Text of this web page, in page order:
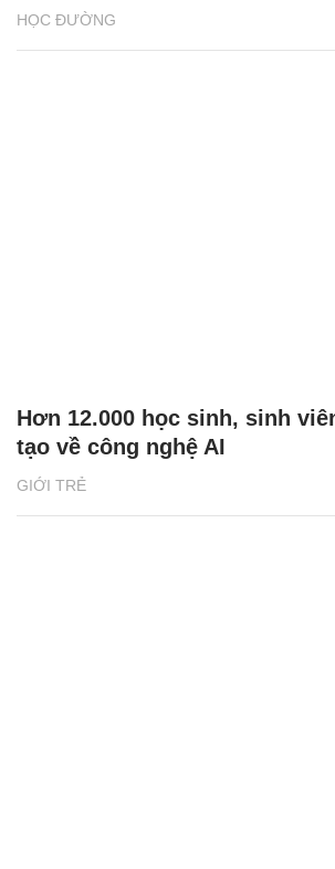
HỌC ĐƯỜNG
GIỚI TRẺ
Hơn 12.000 học sinh, sinh
tạo về công nghệ AI